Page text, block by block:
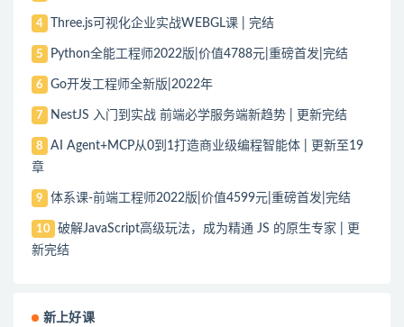
4 Three.js可视化企业实战WEBGL课 | 完结
5 Python全能工程师2022版|价值4788元|重磅首发|完结
6 Go开发工程师全新版|2022年
7 NestJS 入门到实战 前端必学服务端新趋势 | 更新完结
8
AI Agent+MCP从0到1打造商业级编程智能体 | 更新至19
章
9 体系课-前端工程师2022版|价值4599元|重磅首发|完结
10
破解JavaScript高级玩法，成为精通 JS 的原生专家 | 更
新完结
新上好课